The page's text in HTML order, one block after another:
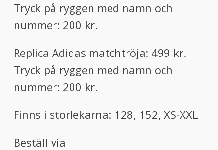
Tryck på ryggen med namn och
nummer: 200 kr.
Replica Adidas matchtröja: 499 kr.
Tryck på ryggen med namn och
nummer: 200 kr.
Finns i storlekarna: 128, 152, XS-XXL
Beställ via